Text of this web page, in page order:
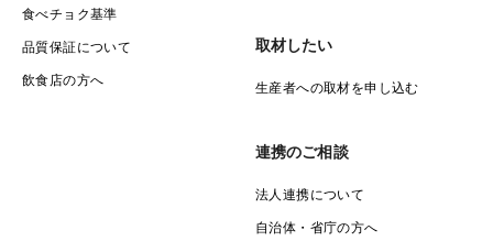
食べチョク基準
品質保証について
飲食店の方へ
取材したい
生産者への取材を申し込む
連携のご相談
法人連携について
自治体・省庁の方へ